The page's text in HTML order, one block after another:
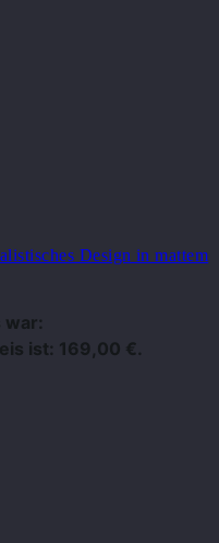
Design in mattem
war:
ist: 169,00 €.